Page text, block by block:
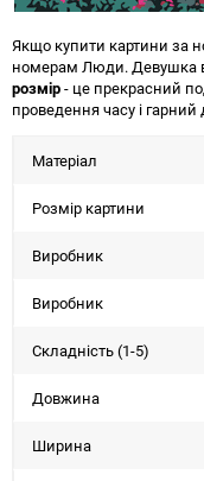
Якщо купити картини за
номерам Люди. Девушка
розмір- це прекрасний
проведення часу і
Матеріал
Розмір картини
Виробник
Виробник
Складність (1-5)
Довжина
Ширина